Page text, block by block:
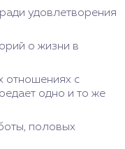
удовлетворения
о жизни в
отношениях с
одно и то же
половых